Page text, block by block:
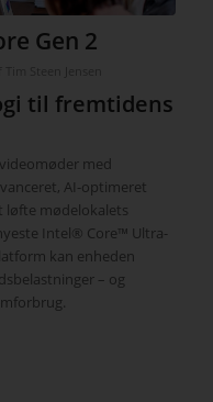
Gen 2
til fremtidens
med
AI-optimeret
løfte mødelokalets
Intel® Core™ Ultra-
kan enheden
– og